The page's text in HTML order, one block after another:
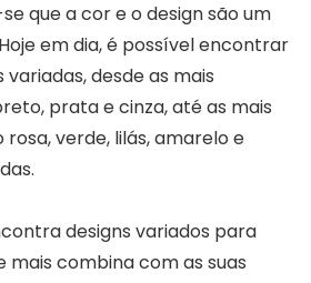
que a cor e o design são um
em dia, é possível encontrar
desde as mais
prata e cinza, até as mais
verde, lilás, amarelo e
designs variados para
mais combina com as suas